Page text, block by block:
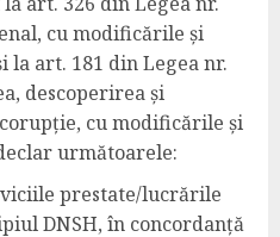
cu modificările și
art. 181 din Legea nr.
descoperirea și
cu modificările și
următoarele:
prestate/lucrările
DNSH, în concordanță